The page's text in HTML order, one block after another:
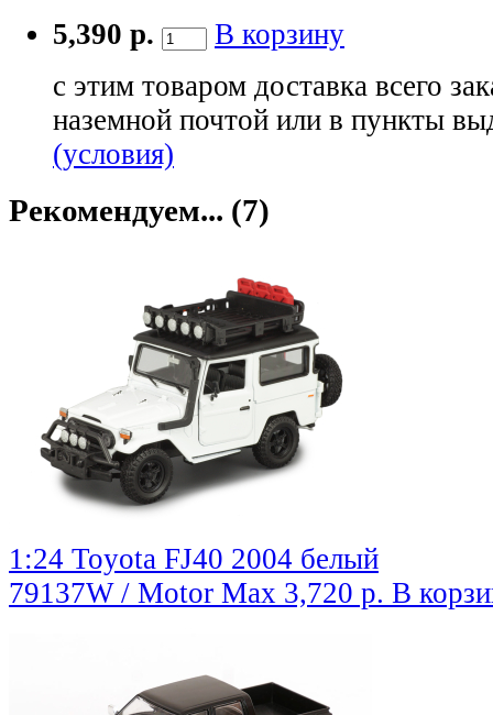
5,390 р.
В корзину
с этим товаром доставка всего
наземной почтой или в пункты
(условия)
Рекомендуем... (7)
1:24 Toyota FJ40 2004 белый
79137W / Motor Max 3,720 р. В